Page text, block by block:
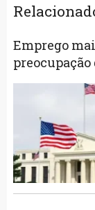
Emprego